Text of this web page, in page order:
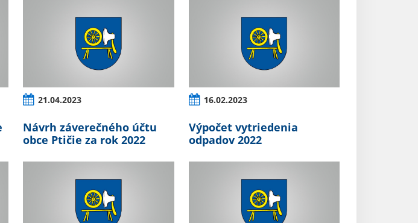
21.04.2023
Návrh záverečného účtu
obce Ptičie za rok 2022
16.02.2023
Výpočet vytriedenia
odpadov 2022